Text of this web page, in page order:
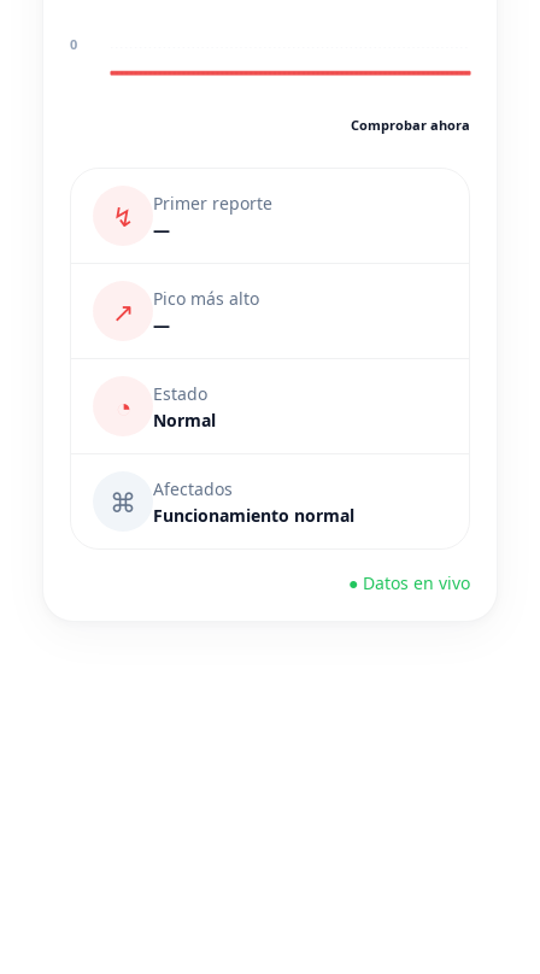
0
Comprobar ahora
↯
Primer reporte
—
↗
Pico más alto
—
◔
Estado
Normal
⌘
Afectados
Funcionamiento normal
● Datos en vivo